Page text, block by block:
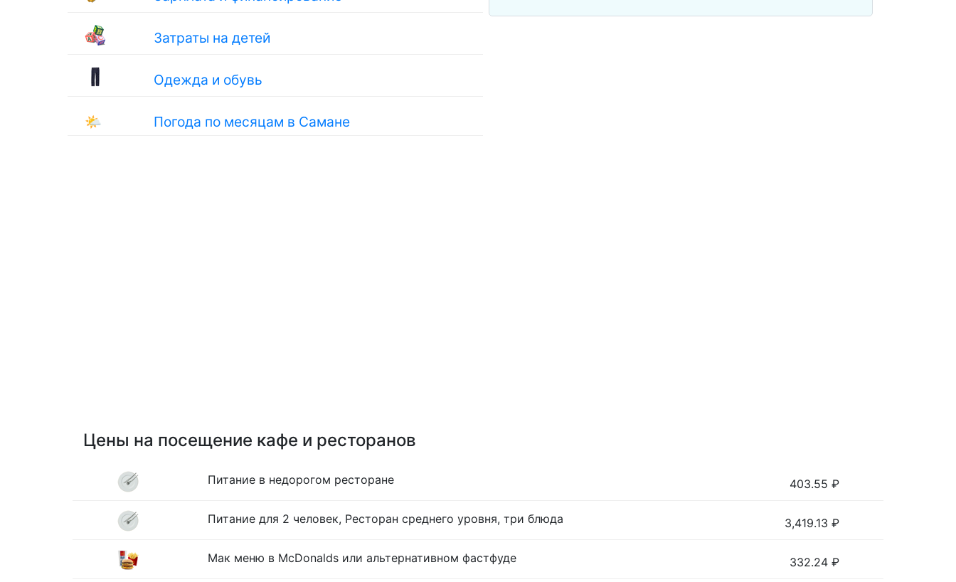
Затраты на детей
Одежда и обувь
🌤 Погода по месяцам в Самане
Цены на посещение кафе и ресторанов
Питание в недорогом ресторане 403.55 ₽
Питание для 2 человек, Ресторан среднего уровня, три блюда 3,419.13 ₽
Мак меню в McDonalds или альтернативном фастфуде 332.24 ₽